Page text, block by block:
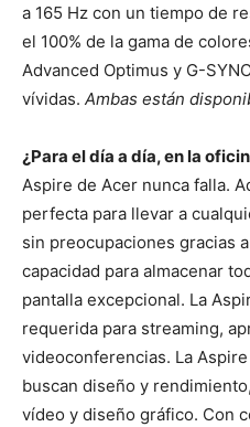
a 165 Hz con un tiempo de
el 100% de la gama de
Advanced Optimus y G-
vívidas. Ambas están
¿Para el día a día, en la
Aspire de Acer nunca falla.
perfecta para llevar a
sin preocupaciones gracias
capacidad para almacenar
pantalla excepcional. La
requerida para streaming,
videoconferencias. La
buscan diseño y
vídeo y diseño gráfico. Con